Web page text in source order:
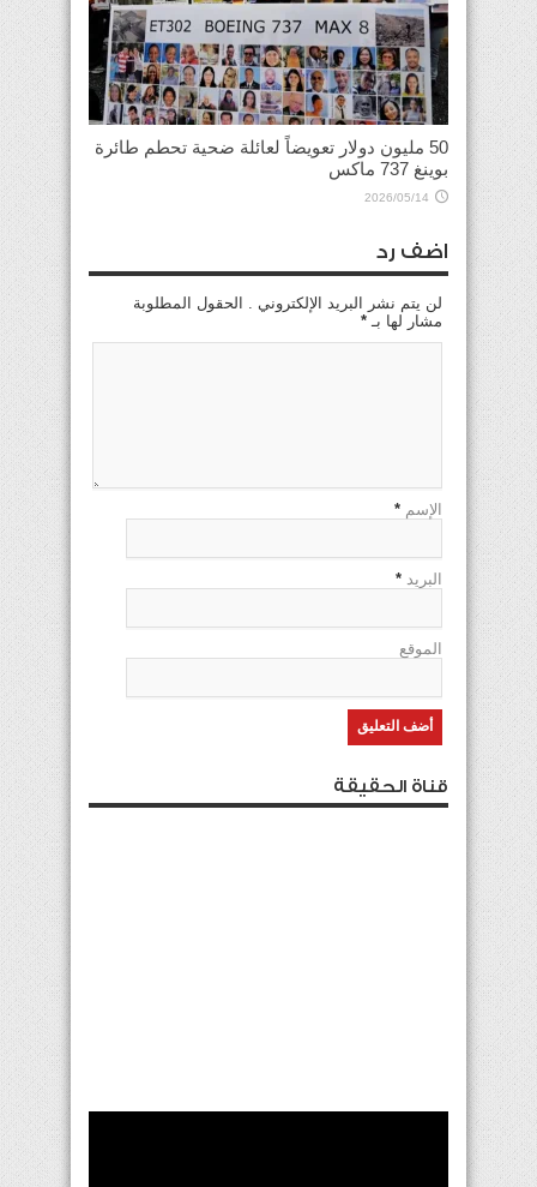
50 مليون دولار تعويضاً لعائلة ضحية تحطم طائرة
بوينغ 737 ماكس
2026/05/14
اضف رد
لن يتم نشر البريد الإلكتروني . الحقول المطلوبة
مشار لها بـ *
الإسم *
البريد *
الموقع
قناة الحقيقة